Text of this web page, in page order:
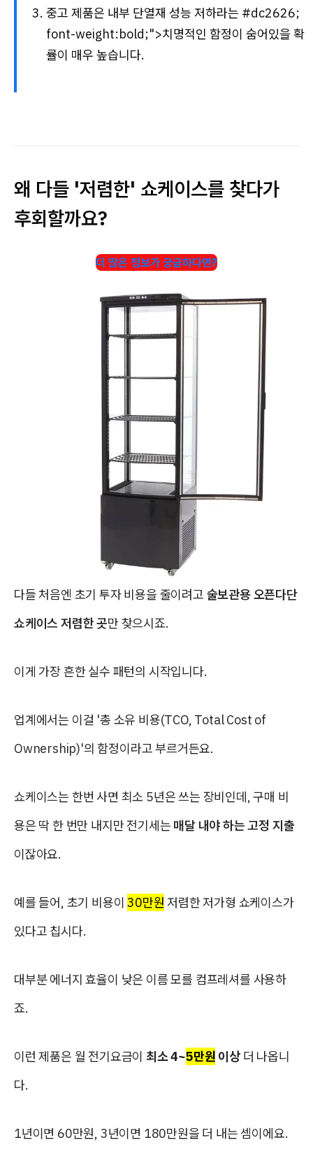
중고 제품은 내부 단열재 성능 저하라는 #dc2626;
font-weight:bold;">치명적인 함정이 숨어있을 확
률이 매우 높습니다.
왜 다들 '저렴한' 쇼케이스를 찾다가
후회할까요?
더 많은 정보가 궁금하다면?
다들 처음엔 초기 투자 비용을 줄이려고 술보관용 오픈다단
쇼케이스 저렴한 곳만 찾으시죠.
이게 가장 흔한 실수 패턴의 시작입니다.
업계에서는 이걸 '총 소유 비용(TCO, Total Cost of
Ownership)'의 함정이라고 부르거든요.
쇼케이스는 한번 사면 최소 5년은 쓰는 장비인데, 구매 비
용은 딱 한 번만 내지만 전기세는 매달 내야 하는 고정 지출
이잖아요.
예를 들어, 초기 비용이30만원 저렴한 저가형 쇼케이스가
있다고 칩시다.
대부분 에너지 효율이 낮은 이름 모를 컴프레셔를 사용하
죠.
이런 제품은 월 전기요금이최소 4~5만원 이상더 나옵니
다.
1년이면 60만원, 3년이면 180만원을 더 내는 셈이에요.